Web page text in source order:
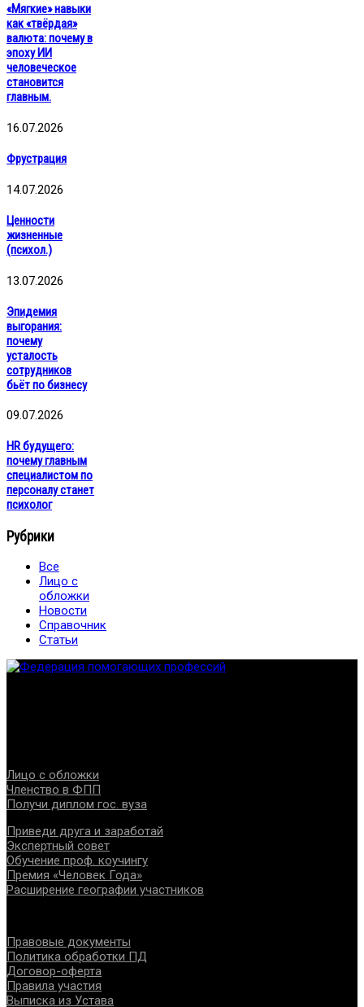
«Мягкие» навыки
как «твёрдая»
валюта: почему в
эпоху ИИ
человеческое
становится
главным.
16.07.2026
Фрустрация
14.07.2026
Ценности
жизненные
(психол.)
13.07.2026
Эпидемия
выгорания:
почему
усталость
сотрудников
бьёт по бизнесу
09.07.2026
HR будущего:
почему главным
специалистом по
персоналу станет
психолог
Рубрики
Все
Лицо с
обложки
Новости
Справочник
Статьи
Лицо с обложки
Членство в ФПП
Получи диплом гос. вуза
Приведи друга и заработай
Экспертный совет
Обучение проф. коучингу
Премия «Человек Года»
Расширение географии участников
Правовые документы
Политика обработки ПД
Договор-оферта
Правила участия
Выписка из Устава